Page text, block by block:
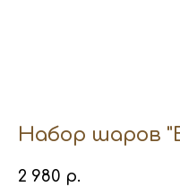
Набор шаров
2 980 р.